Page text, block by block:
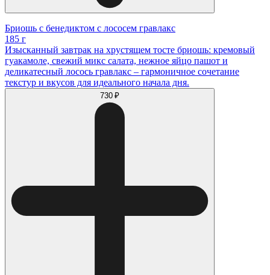
Бриошь с бенедиктом с лососем гравлакс
185 г
Изысканный завтрак на хрустящем тосте бриошь: кремовый
гуакамоле, свежий микс салата, нежное яйцо пашот и
деликатесный лосось гравлакс – гармоничное сочетание
текстур и вкусов для идеального начала дня.
730 ₽